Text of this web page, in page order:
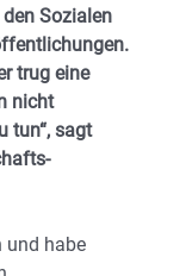
Sozialen
trug eine
nicht
tun“, sagt
und habe